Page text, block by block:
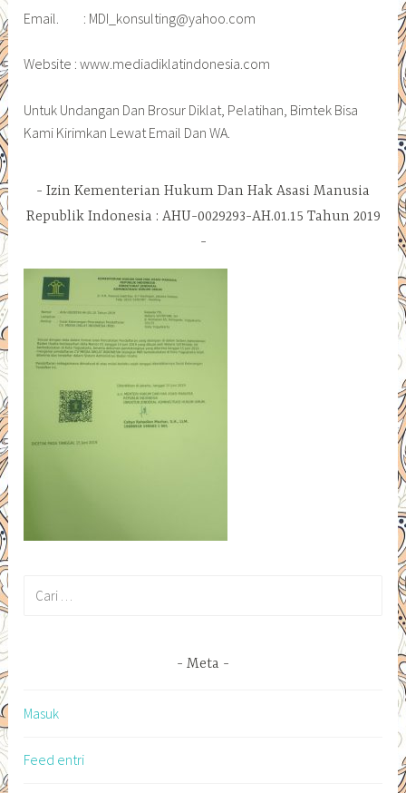
Email. : MDI_konsulting@yahoo.com
Website : www.mediadiklatindonesia.com
Untuk Undangan Dan Brosur Diklat, Pelatihan, Bimtek Bisa
Kami Kirimkan Lewat Email Dan WA.
Izin Kementerian Hukum Dan Hak Asasi Manusia
Republik Indonesia : AHU-0029293-AH.01.15 Tahun 2019
Meta
Masuk
Feed entri